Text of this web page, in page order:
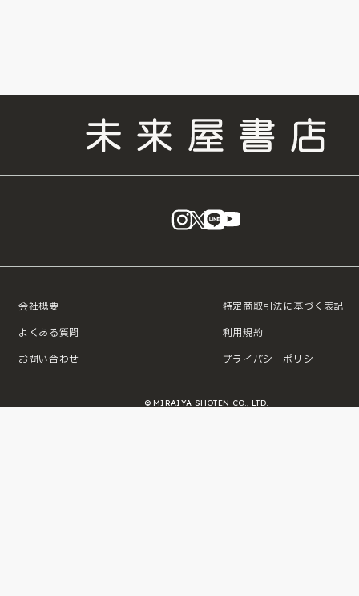
instagram
X LINE
会社概要
よくある質問
お問い合わせ
特定商取引法に基づく表記
利用規約
プライバシーポリシー
© MIRAIYA SHOTEN CO., LTD.